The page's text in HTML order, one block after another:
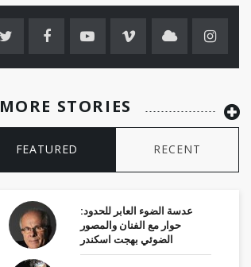
MORE STORIES
FEATURED RECENT
عدسة الضوء العابر للحدود:
حوار مع الفنان والمصور
الضوئي بهجت اسكندر